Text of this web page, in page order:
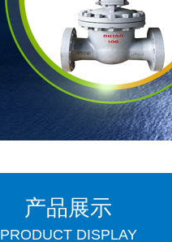
产品展示
PRODUCT DISPLAY